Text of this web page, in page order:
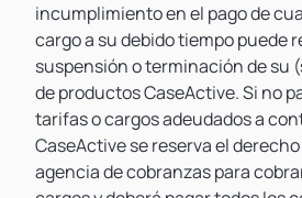
incumplimiento en el pago de
cargo a su debido tiempo puede
suspensión o terminación de su
de productos CaseActive. Si no
tarifas o cargos adeudados a
CaseActive se reserva el
agencia de cobranzas para